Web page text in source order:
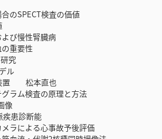
SPECT検査の価値
び慢性腎臓病
重要性
究
ル
置 松本直也
ム検査の原理と方法
像
患診断能
による心事故予後評価